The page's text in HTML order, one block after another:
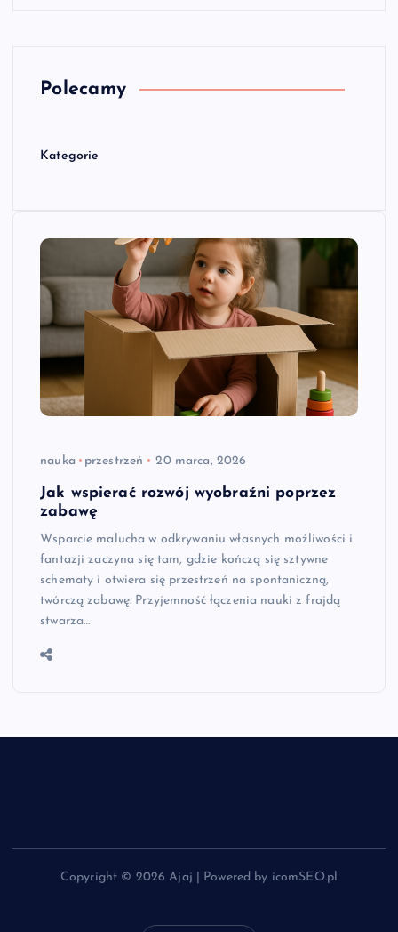
Polecamy
Kategorie
nauka przestrzeń 20 marca, 2026
Jak wspierać rozwój wyobraźni poprzez
zabawę
Wsparcie malucha w odkrywaniu własnych możliwości i
fantazji zaczyna się tam, gdzie kończą się sztywne
schematy i otwiera się przestrzeń na spontaniczną,
twórczą zabawę. Przyjemność łączenia nauki z frajdą
stwarza…
Copyright © 2026 Ajaj | Powered by icomSEO.pl